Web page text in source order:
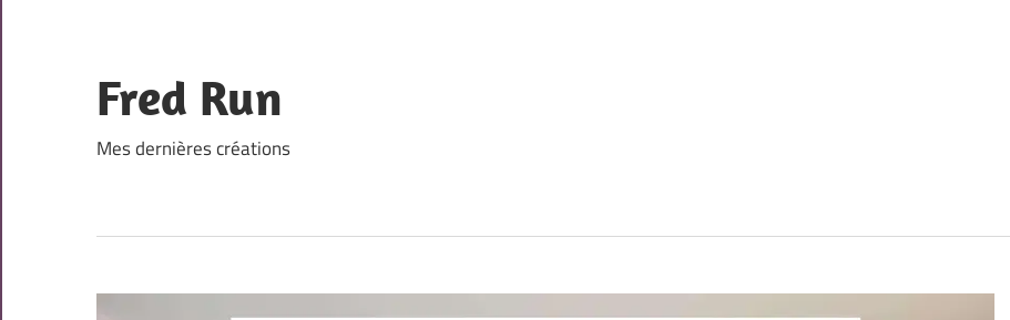
content
Fred Run
Mes dernières créations